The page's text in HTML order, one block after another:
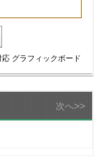
グラフィックボード
次へ>>